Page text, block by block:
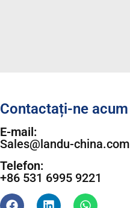
Contactați-ne acum
E-mail:
Sales@landu-china.com
Telefon:
+86 531 6995 9221